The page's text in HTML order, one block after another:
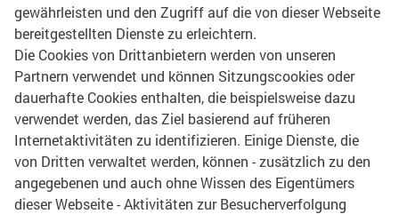
gewährleisten und den Zugriff auf die von dieser Webseite
bereitgestellten Dienste zu erleichtern.
Die Cookies von Drittanbietern werden von unseren
Partnern verwendet und können Sitzungscookies oder
dauerhafte Cookies enthalten, die beispielsweise dazu
verwendet werden, das Ziel basierend auf früheren
Internetaktivitäten zu identifizieren. Einige Dienste, die
von Dritten verwaltet werden, können - zusätzlich zu den
angegebenen und auch ohne Wissen des Eigentümers
dieser Webseite - Aktivitäten zur Besucherverfolgung